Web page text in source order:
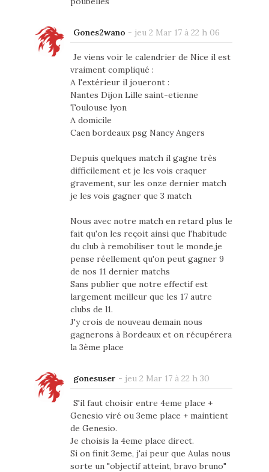
Gones2wano - jeu 2 Mar 17 à 22 h 06
Je viens voir le calendrier de Nice il est
vraiment compliqué :
A l'extérieur il joueront :
Nantes Dijon Lille saint-etienne
Toulouse lyon
A domicile
Caen bordeaux psg Nancy Angers
Depuis quelques match il gagne très
difficilement et je les vois craquer
gravement, sur les onze dernier match
je les vois gagner que 3 match
Nous avec notre match en retard plus le
fait qu'on les reçoit ainsi que l'habitude
du club à remobiliser tout le monde,je
pense réellement qu'on peut gagner 9
de nos 11 dernier matchs
Sans publier que notre effectif est
largement meilleur que les 17 autre
clubs de l1.
J'y crois de nouveau demain nous
gagnerons à Bordeaux et on récupérera
la 3ème place
gonesuser - jeu 2 Mar 17 à 22 h 30
S'il faut choisir entre 4eme place +
Genesio viré ou 3eme place + maintient
de Genesio.
Je choisis la 4eme place direct.
Si on finit 3eme, j'ai peur que Aulas nous
sorte un "objectif atteint, bravo bruno"